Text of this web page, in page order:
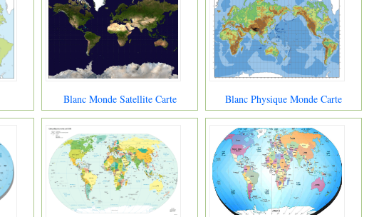
Blanc Monde Satellite Carte Blanc Physique Monde Carte